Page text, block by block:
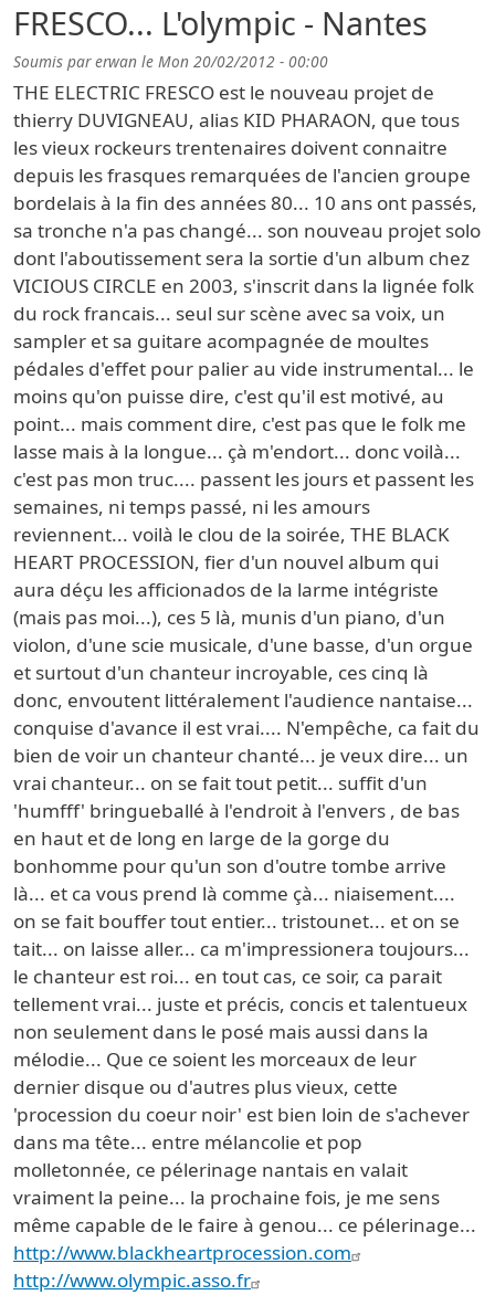
FRESCO... L'olympic - Nantes
Soumis parerwan le Mon 20/02/2012 - 00:00
THE ELECTRIC FRESCO est le nouveau projet de
thierry DUVIGNEAU, alias KID PHARAON, que tous
les vieux rockeurs trentenaires doivent connaitre
depuis les frasques remarquées de l'ancien groupe
bordelais à la fin des années 80... 10 ans ont passés,
sa tronche n'a pas changé... son nouveau projet solo
dont l'aboutissement sera la sortie d'un album chez
VICIOUS CIRCLE en 2003, s'inscrit dans la lignée folk
du rock francais... seul sur scène avec sa voix, un
sampler et sa guitare acompagnée de moultes
pédales d'effet pour palier au vide instrumental... le
moins qu'on puisse dire, c'est qu'il est motivé, au
point... mais comment dire, c'est pas que le folk me
lasse mais à la longue... çà m'endort... donc voilà...
c'est pas mon truc.... passent les jours et passent les
semaines, ni temps passé, ni les amours
reviennent... voilà le clou de la soirée, THE BLACK
HEART PROCESSION, fier d'un nouvel album qui
aura déçu les afficionados de la larme intégriste
(mais pas moi...), ces 5 là, munis d'un piano, d'un
violon, d'une scie musicale, d'une basse, d'un orgue
et surtout d'un chanteur incroyable, ces cinq là
donc, envoutent littéralement l'audience nantaise...
conquise d'avance il est vrai.... N'empêche, ca fait du
bien de voir un chanteur chanté... je veux dire... un
vrai chanteur... on se fait tout petit... suffit d'un
'humfff' bringueballé à l'endroit à l'envers , de bas
en haut et de long en large de la gorge du
bonhomme pour qu'un son d'outre tombe arrive
là... et ca vous prend là comme çà... niaisement....
on se fait bouffer tout entier... tristounet... et on se
tait... on laisse aller... ca m'impressionera toujours...
le chanteur est roi... en tout cas, ce soir, ca parait
tellement vrai... juste et précis, concis et talentueux
non seulement dans le posé mais aussi dans la
mélodie... Que ce soient les morceaux de leur
dernier disque ou d'autres plus vieux, cette
'procession du coeur noir' est bien loin de s'achever
dans ma tête... entre mélancolie et pop
molletonnée, ce pélerinage nantais en valait
vraiment la peine... la prochaine fois, je me sens
même capable de le faire à genou... ce pélerinage...
http://www.blackheartprocession.com
http://www.olympic.asso.fr